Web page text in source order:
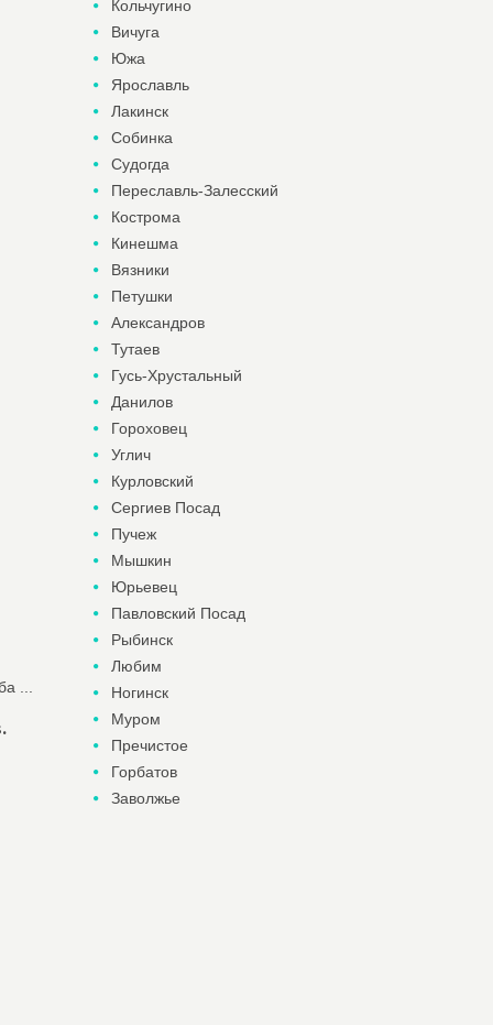
...
Кольчугино
Вичуга
Южа
Ярославль
Лакинск
Собинка
Судогда
Переславль-Залесский
Кострома
Кинешма
Вязники
Петушки
Александров
Тутаев
Гусь-Хрустальный
Данилов
Гороховец
Углич
Курловский
Сергиев Посад
Пучеж
Мышкин
Юрьевец
Павловский Посад
Рыбинск
Любим
Ногинск
Муром
Пречистое
Горбатов
Заволжье